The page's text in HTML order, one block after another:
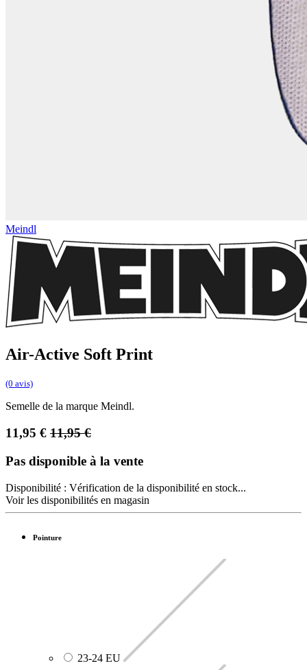
Meindl
Air-Active Soft Print
(0 avis)
Semelle de la marque Meindl.
11,95 € 11,95€
Pas disponible à la vente
Disponibilité : Vérification de la disponibilité en stock...
Voir les disponibilités en magasin
Pointure
23-24 EU